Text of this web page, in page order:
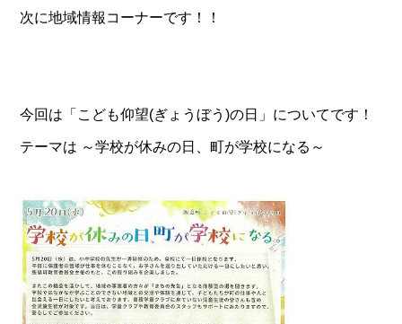
次に地域情報コーナーです！！
今回は「こども仰望(ぎょうぼう)の日」についてです！
テーマは ～学校が休みの日、町が学校になる～